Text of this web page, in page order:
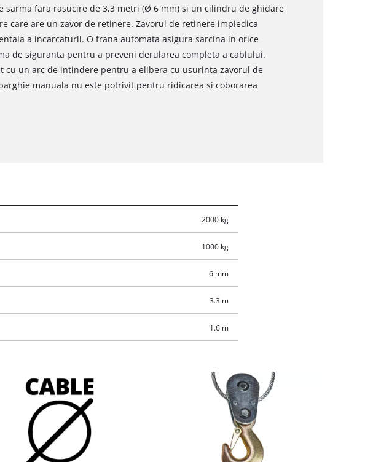
sarma fara rasucire de 3,3 metri (Ø 6 mm) si un cilindru de ghidare
care are un zavor de retinere. Zavorul de retinere impiedica
a incarcaturii. O frana automata asigura sarcina in orice
de siguranta pentru a preveni derularea completa a cablului.
cu un arc de intindere pentru a elibera cu usurinta zavorul de
manuala nu este potrivit pentru ridicarea si coborarea
2000 kg
1000 kg
6 mm
3.3 m
1.6 m